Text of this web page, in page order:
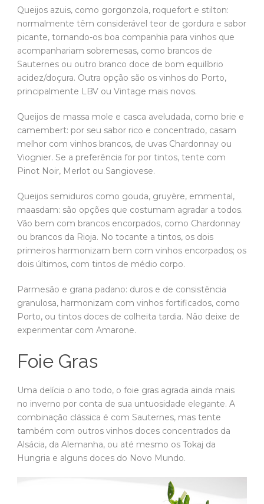
Queijos azuis, como gorgonzola, roquefort e stilton:
normalmente têm considerável teor de gordura e sabor
picante, tornando-os boa companhia para vinhos que
acompanhariam sobremesas, como brancos de
Sauternes ou outro branco doce de bom equilíbrio
acidez/doçura. Outra opção são os vinhos do Porto,
principalmente LBV ou Vintage mais novos.
Queijos de massa mole e casca aveludada, como brie e
camembert: por seu sabor rico e concentrado, casam
melhor com vinhos brancos, de uvas Chardonnay ou
Viognier. Se a preferência for por tintos, tente com
Pinot Noir, Merlot ou Sangiovese.
Queijos semiduros como gouda, gruyère, emmental,
maasdam: são opções que costumam agradar a todos.
Vão bem com brancos encorpados, como Chardonnay
ou brancos da Rioja. No tocante a tintos, os dois
primeiros harmonizam bem com vinhos encorpados; os
dois últimos, com tintos de médio corpo.
Parmesão e grana padano: duros e de consistência
granulosa, harmonizam com vinhos fortificados, como
Porto, ou tintos doces de colheita tardia. Não deixe de
experimentar com Amarone.
Foie Gras
Uma delícia o ano todo, o foie gras agrada ainda mais
no inverno por conta de sua untuosidade elegante. A
combinação clássica é com Sauternes, mas tente
também com outros vinhos doces concentrados da
Alsácia, da Alemanha, ou até mesmo os Tokaj da
Hungria e alguns doces do Novo Mundo.